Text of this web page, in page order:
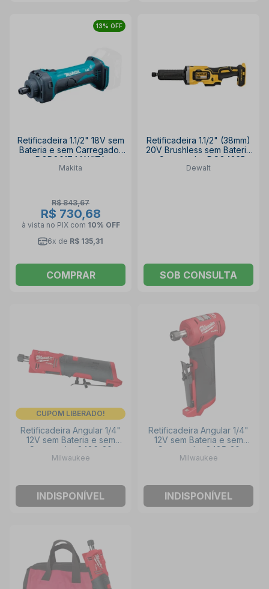
13% OFF
Retificadeira 1.1/2" 18V sem
Bateria e sem Carregador
DGD801Z MAKITA
Makita
R$ 843,67
R$ 730,68
à vista no PIX com 10% OFF
6x de R$ 135,31
COMPRAR
Retificadeira 1.1/2" (38mm)
20V Brushless sem Bateria
e Carregador DCG426B
DEWALT
Dewalt
SOB CONSULTA
CUPOM LIBERADO!
Retificadeira Angular 1/4"
12V sem Bateria e sem
Carregador 2486-20
MILWAUKEE
Milwaukee
INDISPONÍVEL
Retificadeira Angular 1/4"
12V sem Bateria e sem
Carregador 2485-20
MILWAUKEE
Milwaukee
INDISPONÍVEL